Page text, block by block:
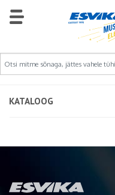
KATALOOG